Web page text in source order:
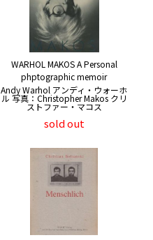
WARHOL MAKOS A Personal
phptographic memoir
Andy Warhol アンディ・ウォーホ
ル 写真：Christopher Makos クリ
ストファー・マコス
sold out